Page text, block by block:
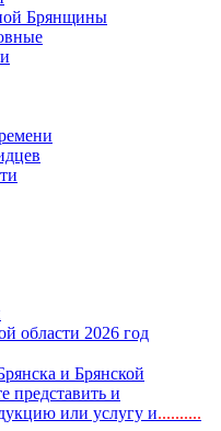
Брянщины
области 2026 год
и Брянской
представить и
или услугу и..........